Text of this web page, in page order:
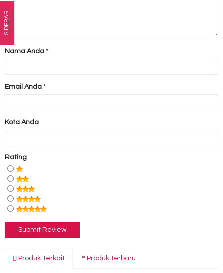
Nama Anda *
Email Anda *
Kota Anda
Rating
Produk Terkait Produk Terbaru
SIDEBAR